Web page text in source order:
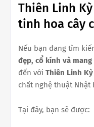
Thiên Linh
tinh hoa cây
Nếu bạn đang tìm
đẹp, cổ kính và
đến với Thiên Linh Kỳ
chất nghệ thuật Nhật
Tại đây, bạn sẽ được: